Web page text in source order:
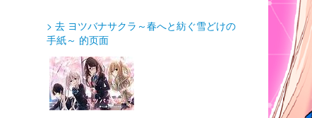
> 去 ヨツバナサクラ～春へと紡ぐ雪どけの
手紙～ 的页面